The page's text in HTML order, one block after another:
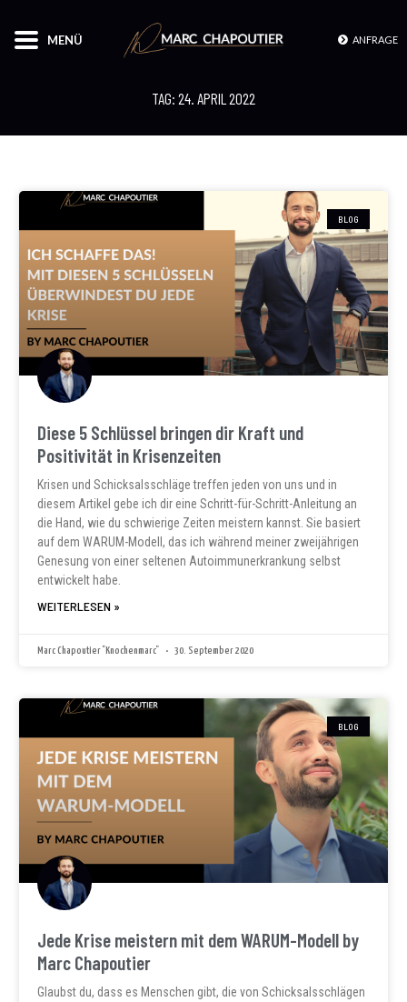
MENÜ ANFRAGE
TAG: 24. APRIL 2022
BLOG
Diese 5 Schlüssel bringen dir Kraft und
Positivität in Krisenzeiten
Krisen und Schicksalsschläge treffen jeden von uns und in
diesem Artikel gebe ich dir eine Schritt-für-Schritt-Anleitung an
die Hand, wie du schwierige Zeiten meistern kannst. Sie basiert
auf dem WARUM-Modell, das ich während meiner zweijährigen
Genesung von einer seltenen Autoimmunerkrankung selbst
entwickelt habe.
WEITERLESEN »
Marc Chapoutier "Knochenmarc" 30. September 2020
BLOG
Jede Krise meistern mit dem WARUM-Modell by
Marc Chapoutier
Glaubst du, dass es Menschen gibt, die von Schicksalsschlägen